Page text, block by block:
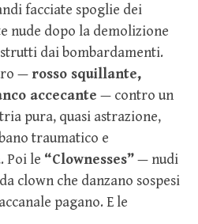
facciate spoglie dei
nude dopo la demolizione
dai bombardamenti.
— rosso squillante,
accecante — contro un
pura, quasi astrazione,
traumatico e
Poi le “Clownesses”— nudi
clown che danzano sospesi
pagano. E le